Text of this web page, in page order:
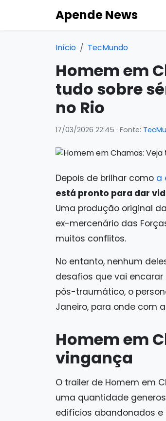
Apende News
Início TecMundo
Homem em
tudo sobre
no Rio
17/03/2026 22:45 · Fonte:
Depois de brilhar como a
está pronto para dar
Uma produção original
ex-mercenário das
muitos conflitos.
No entanto, nenhum
desafios que vai
pós-traumático, o
Janeiro, para onde com
Homem em
vingança
O trailer de Homem em
uma quantidade
edifícios abandonados e